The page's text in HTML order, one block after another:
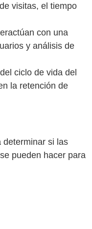
visitas, el tiempo
con una
y análisis de
ciclo de vida del
la retención de
determinar si las
pueden hacer para